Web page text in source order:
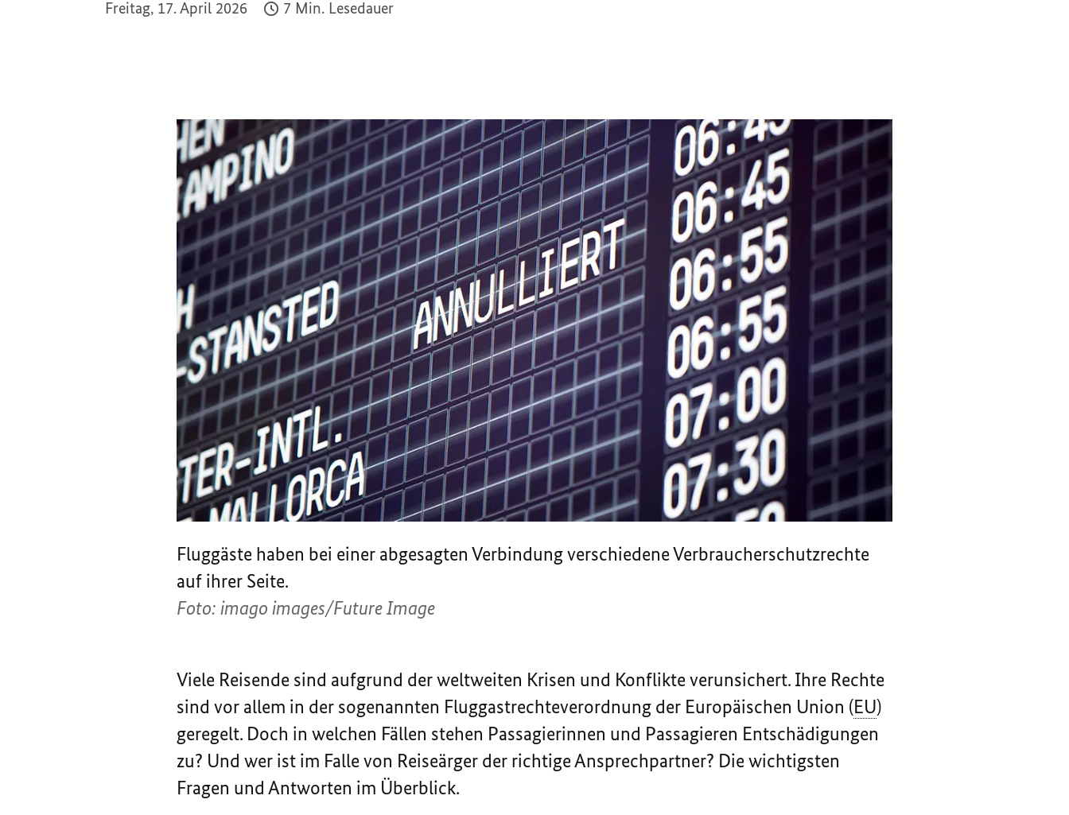
Freitag, 17. April 2026 7 Min. Lesedauer
Fluggäste haben bei einer abgesagten Verbindung verschiedene Verbraucherschutzrechte
auf ihrer Seite.
Foto: imago images/Future Image
Viele Reisende sind aufgrund der weltweiten Krisen und Konflikte verunsichert. Ihre Rechte
sind vor allem in der sogenannten Fluggastrechteverordnung der Europäischen Union (EU)
geregelt. Doch in welchen Fällen stehen Passagierinnen und Passagieren Entschädigungen
zu? Und wer ist im Falle von Reiseärger der richtige Ansprechpartner? Die wichtigsten
Fragen und Antworten im Überblick.